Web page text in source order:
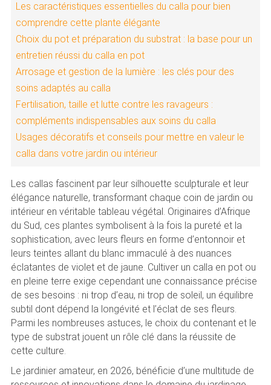
Les caractéristiques essentielles du calla pour bien
comprendre cette plante élégante
Choix du pot et préparation du substrat : la base pour un
entretien réussi du calla en pot
Arrosage et gestion de la lumière : les clés pour des
soins adaptés au calla
Fertilisation, taille et lutte contre les ravageurs :
compléments indispensables aux soins du calla
Usages décoratifs et conseils pour mettre en valeur le
calla dans votre jardin ou intérieur
Les callas fascinent par leur silhouette sculpturale et leur
élégance naturelle, transformant chaque coin de jardin ou
intérieur en véritable tableau végétal. Originaires d’Afrique
du Sud, ces plantes symbolisent à la fois la pureté et la
sophistication, avec leurs fleurs en forme d’entonnoir et
leurs teintes allant du blanc immaculé à des nuances
éclatantes de violet et de jaune. Cultiver un calla en pot ou
en pleine terre exige cependant une connaissance précise
de ses besoins : ni trop d’eau, ni trop de soleil, un équilibre
subtil dont dépend la longévité et l’éclat de ses fleurs.
Parmi les nombreuses astuces, le choix du contenant et le
type de substrat jouent un rôle clé dans la réussite de
cette culture.
Le jardinier amateur, en 2026, bénéficie d’une multitude de